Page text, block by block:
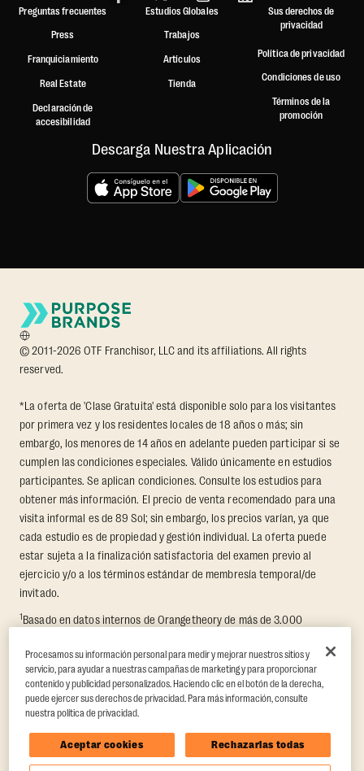
Preguntas frecuentes
Press
Franquiciamiento
Real Estate
Declaración de
accesibilidad
Estudios Globales
Trabajos
Artículos
Tienda
Sus derechos de
privacidad
Política de privacidad
Condiciones de uso
Términos de la
promoción
Descarga Nuestra Aplicación
© 2011-2026 OTF Franchisor, LLC and its affiliations. All rights
reserved.
*La oferta de 'Clase Gratuita' está disponible solo para los visitantes
por primera vez y los residentes locales de 18 años o más; sin
embargo, los menores de 14 años en adelante pueden participar si se
cumplen las condiciones especiales. Válido únicamente en estudios
participantes. Se aplican condiciones. Consulte los estudios para
obtener más información. El precio de venta recomendado para una
visita informal es de 89 Sol; sin embargo, los precios varían, ya que
cada estudio es de propiedad y gestión individual. La oferta puede
estar sujeta a la finalización satisfactoria del examen previo al
ejercicio y/o a los términos estándar de membresía temporal/de
invitado.
1Basado en datos internos de Orangetheory de más de 3.000
semanas, en el que se midió la pérdida promedio de grasa y el
aumento de masa muscular magra. Respaldado por hallazgos de
terceros en Quindry et al., 2021: “Physiologic and Psychologic
Responses to a High Intensity Functional Training Program.”
Exercise Physiology Online, 24(2), 79–91.
Procesamos su información personal para medir y mejorar nuestros sitios y
servicio, para ayudar a nuestras campañas de marketing y para proporcionar
contenido y publicidad personalizados. Haciendo clic en el botón de la derecha,
puede ejercer sus derechos de privacidad. Para más información, consulte
nuestra política de privacidad.
Aceptar cookies Rechazarlas todas